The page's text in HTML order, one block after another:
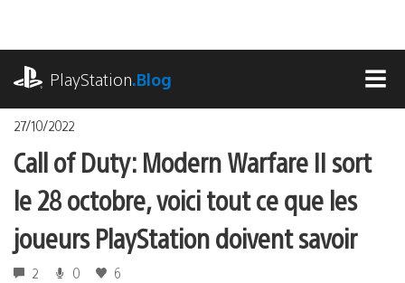
contenu
PlayStation.Blog
27/10/2022
Call of Duty: Modern Warfare II sort
le 28 octobre, voici tout ce que les
joueurs PlayStation doivent savoir
2 0 6